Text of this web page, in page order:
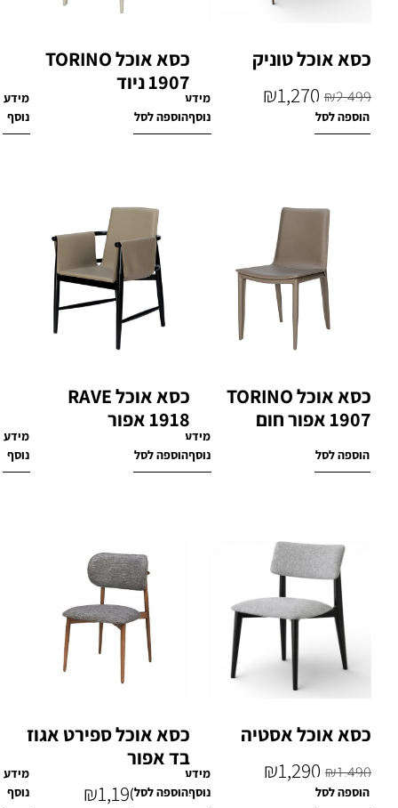
כסא אוכל טוניק
₪2,499
₪1,270
הוספה לסל
מידע
נוסף
כסא אוכל TORINO
1907 ניוד
₪870
הוספה לסל
מידע
נוסף
כסא אוכל TORINO
1907 אפור חום
₪870
הוספה לסל
מידע
נוסף
כסא אוכל RAVE
1918 אפור
₪1,770
הוספה לסל
מידע
נוסף
כסא אוכל אסטיה
₪1,490
₪1,290
הוספה לסל
מידע
נוסף
כסא אוכל ספירט אגוז
בד אפור
₪1,490
₪1,190הוספה לסל
מידע
נוסף